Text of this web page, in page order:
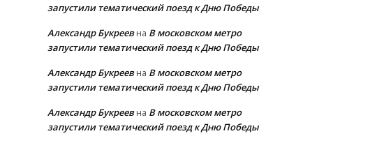
запустили тематический поезд к Дню Победы
Александр Букреевна В московском метро
запустили тематический поезд к Дню Победы
Александр Букреевна В московском метро
запустили тематический поезд к Дню Победы
Александр Букреевна В московском метро
запустили тематический поезд к Дню Победы